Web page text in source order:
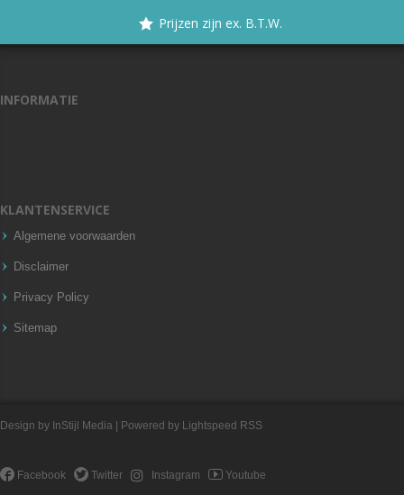
Prijzen zijn ex. B.T.W.
INFORMATIE
KLANTENSERVICE
Algemene voorwaarden
Disclaimer
Privacy Policy
Sitemap
Design by InStijl Media | Powered by Lightspeed RSS
Facebook Twitter Instagram Youtube